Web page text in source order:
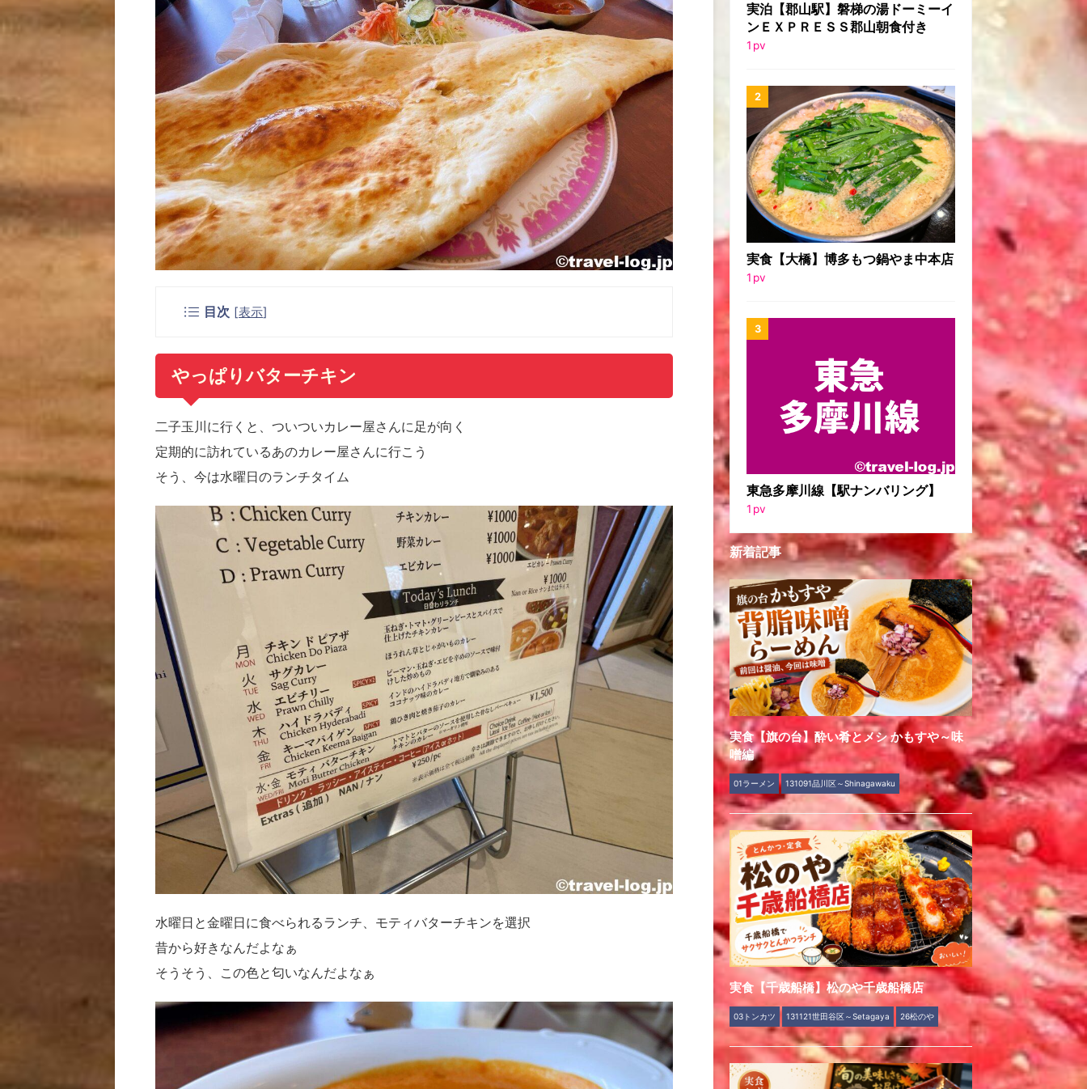
目次 [表示]
やっぱりバターチキン
二子玉川に行くと、ついついカレー屋さんに足が向く
定期的に訪れているあのカレー屋さんに行こう
そう、今は水曜日のランチタイム
水曜日と金曜日に食べられるランチ、モティバターチキンを選択
昔から好きなんだよなぁ
そうそう、この色と匂いなんだよなぁ
実泊【郡山駅】磐梯の湯ドーミーイ
ンＥＸＰＲＥＳＳ郡山朝食付き
1 pv
実食【大橋】博多もつ鍋やま中本店
1 pv
東急多摩川線【駅ナンバリング】
1 pv
新着記事
実食【旗の台】酔い肴とメシ かもすや～味
噌編
01ラーメン 131091品川区～Shinagawaku
実食【千歳船橋】松のや千歳船橋店
03トンカツ 131121世田谷区～Setagaya 26松のや